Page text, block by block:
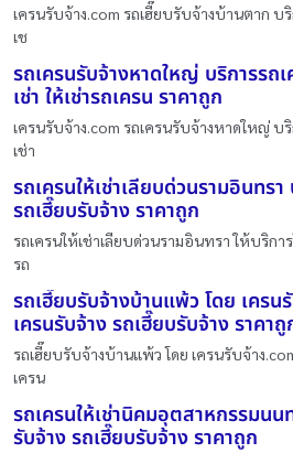
เครนรับจ้าง.com รถเฮี๊ยบรับจ้างบ้านตาก บ
เช
รถเครนรับจ้างหาดใหญ่ บริการรถ
เช่า ให้เช่ารถเครน ราคาถูก
เครนรับจ้าง.com รถเครนรับจ้างหาดใหญ่ บ
เช่า
รถเครนให้เช่าเลียบด่วนรามอินทร
รถเฮี๊ยบรับจ้าง ราคาถูก
รถเครนให้เช่าเลียบด่วนรามอินทรา ให้บริกา
รถ
รถเฮี๊ยบรับจ้างบ้านแพ้ว โดย เครน
เครนรับจ้าง รถเฮี๊ยบรับจ้าง ราคาถู
รถเฮี๊ยบรับจ้างบ้านแพ้ว โดย เครนรับจ้าง
เครน
รถเครนให้เช่านิคมอุตสาหกรรมนน
รับจ้าง รถเฮี๊ยบรับจ้าง ราคาถูก